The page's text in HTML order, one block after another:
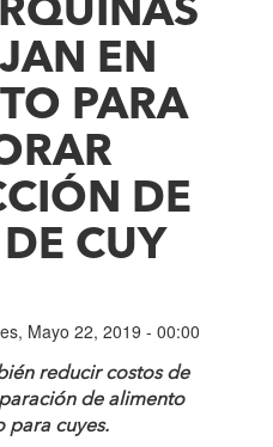
EN
PARA
DE
CUY
Mayo 22, 2019 - 00:00
reducir costos de
de alimento
para cuyes.